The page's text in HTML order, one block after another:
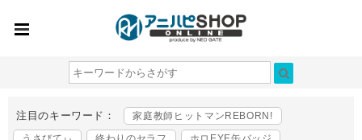
注目のキーワード：
家庭教師ヒットマンREBORN!